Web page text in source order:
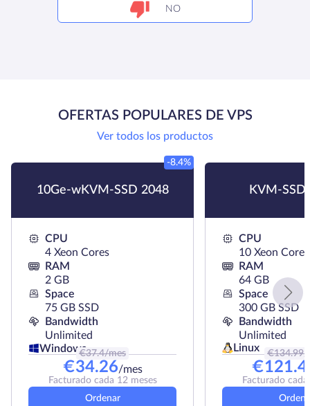
NO
OFERTAS POPULARES DE VPS
Ver todos los productos
10Ge-wKVM-SSD 2048
-8.4%
CPU
4 Xeon Cores
RAM
2 GB
Space
75 GB SSD
Bandwidth
Unlimited
Windows
€37.4/mes
€34.26/mes
Facturado cada 12 meses
Ordenar
KVM-SSD
CPU
10 Xeon Cores
RAM
64 GB
Space
300 GB SSD
Bandwidth
Unlimited
Linux
€134.99/
€
Facturado